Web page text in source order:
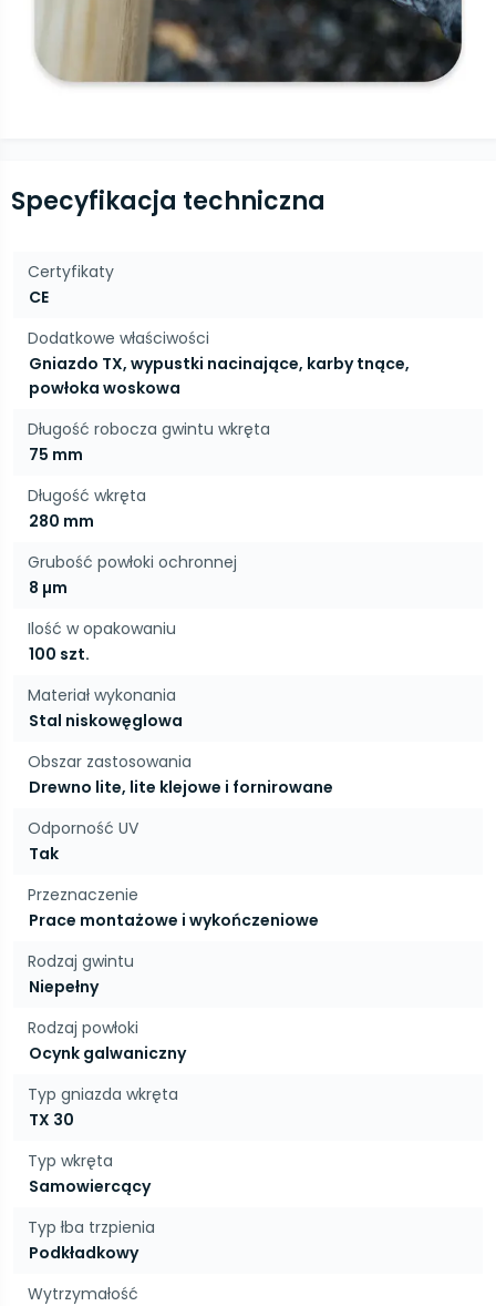
Specyfikacja techniczna
Certyfikaty
CE
Dodatkowe właściwości
Gniazdo TX, wypustki nacinające, karby tnące,
powłoka woskowa
Długość robocza gwintu wkręta
75 mm
Długość wkręta
280 mm
Grubość powłoki ochronnej
8 µm
Ilość w opakowaniu
100 szt.
Materiał wykonania
Stal niskowęglowa
Obszar zastosowania
Drewno lite, lite klejowe i fornirowane
Odporność UV
Tak
Przeznaczenie
Prace montażowe i wykończeniowe
Rodzaj gwintu
Niepełny
Rodzaj powłoki
Ocynk galwaniczny
Typ gniazda wkręta
TX 30
Typ wkręta
Samowiercący
Typ łba trzpienia
Podkładkowy
Wytrzymałość